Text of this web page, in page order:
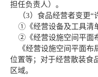
担任负责人）。
（3）食品经营者变更“
①《经营设备及工具清
②《经营设施空间平面
《经营设施空间平面布
位置等；对于经营散装食
区域。